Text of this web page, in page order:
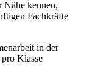
Nähe kennen,
Fachkräfte
in der
Klasse